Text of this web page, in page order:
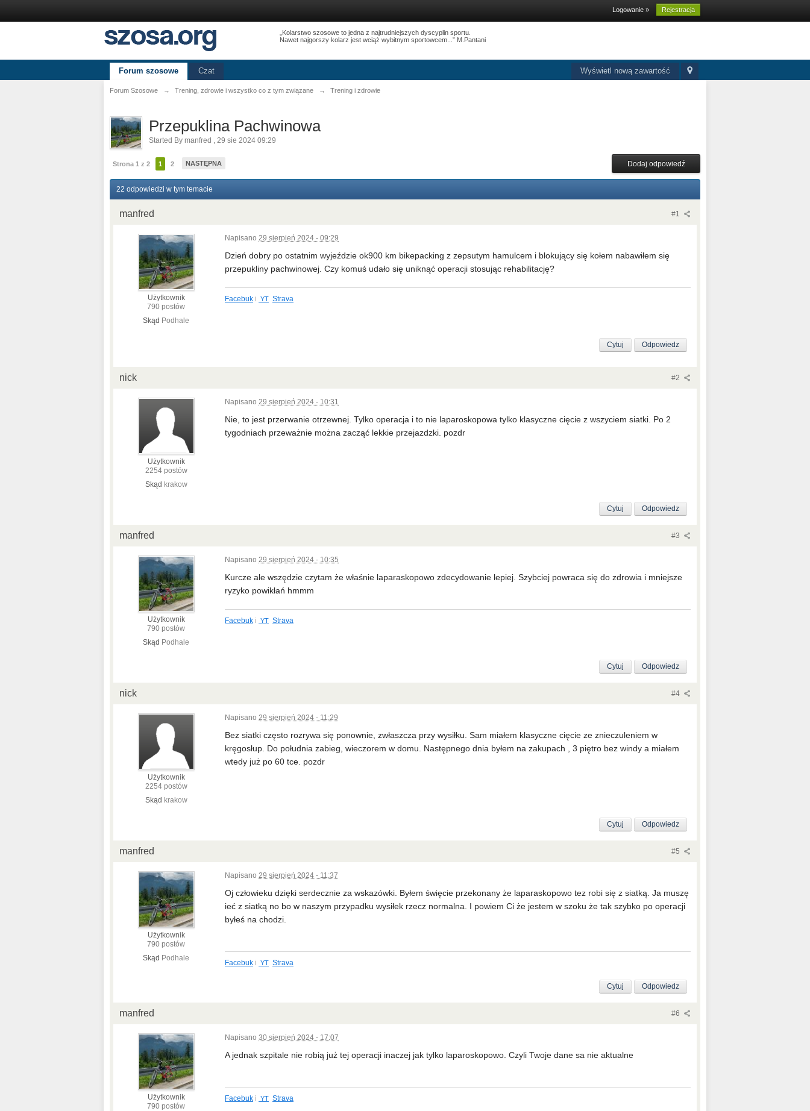
Logowanie » Rejestracja
„Kolarstwo szosowe to jedna z najtrudniejszych dyscyplin sportu.
Nawet najgorszy kolarz jest wciąż wybitnym sportowcem...” M.Pantani
Wyświetl nową zawartość
Forum szosowe Czat
Forum Szosowe → Trening, zdrowie i wszystko co z tym związane → Trening i zdrowie
Przepuklina Pachwinowa
Started By manfred , 29 sie 2024 09:29
Strona 1 z 2 1 2 NASTĘPNA Dodaj odpowiedź
22 odpowiedzi w tym temacie
#1
manfred
Użytkownik
790 postów
Skąd Podhale
Napisano 29 sierpień 2024 - 09:29
Dzień dobry po ostatnim wyjeździe ok900 km bikepacking z zepsutym hamulcem i blokujący się kołem nabawiłem się
przepukliny pachwinowej. Czy komuś udało się uniknąć operacji stosując rehabilitację?
Facebuk i YT Strava
Odpowiedz
Cytuj
#2
nick
Użytkownik
2254 postów
Skąd krakow
Napisano 29 sierpień 2024 - 10:31
Nie, to jest przerwanie otrzewnej. Tylko operacja i to nie laparoskopowa tylko klasyczne cięcie z wszyciem siatki. Po 2
tygodniach przeważnie można zacząć lekkie przejazdzki. pozdr
Odpowiedz
Cytuj
#3
manfred
Użytkownik
790 postów
Skąd Podhale
Napisano 29 sierpień 2024 - 10:35
Kurcze ale wszędzie czytam że właśnie laparaskopowo zdecydowanie lepiej. Szybciej powraca się do zdrowia i mniejsze
ryzyko powikłań hmmm
Facebuk i YT Strava
Odpowiedz
Cytuj
#4
nick
Użytkownik
2254 postów
Skąd krakow
Napisano 29 sierpień 2024 - 11:29
Bez siatki często rozrywa się ponownie, zwłaszcza przy wysiłku. Sam miałem klasyczne cięcie ze znieczuleniem w
kręgosłup. Do południa zabieg, wieczorem w domu. Następnego dnia byłem na zakupach , 3 piętro bez windy a miałem
wtedy już po 60 tce. pozdr
Odpowiedz
Cytuj
#5
manfred
Użytkownik
790 postów
Skąd Podhale
Napisano 29 sierpień 2024 - 11:37
Oj człowieku dzięki serdecznie za wskazówki. Byłem święcie przekonany że laparaskopowo tez robi się z siatką. Ja muszę
ieć z siatką no bo w naszym przypadku wysiłek rzecz normalna. I powiem Ci że jestem w szoku że tak szybko po operacji
byłeś na chodzi.
Facebuk i YT Strava
Odpowiedz
Cytuj
#6
manfred
Użytkownik
790 postów
Napisano 30 sierpień 2024 - 17:07
A jednak szpitale nie robią już tej operacji inaczej jak tylko laparoskopowo. Czyli Twoje dane sa nie aktualne
Facebuk i YT Strava